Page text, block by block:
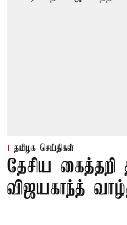
தமிழக செய்திகள்
தேசிய கைத்தறி
விஜயகாந்த்